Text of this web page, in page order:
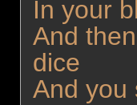
In your
And
dice
And you